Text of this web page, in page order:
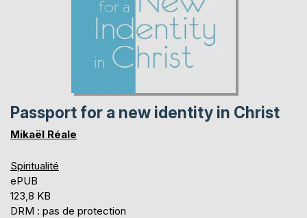
Passport for a new identity in Christ
Mikaël Réale
Spiritualité
ePUB
123,8 KB
DRM : pas de protection